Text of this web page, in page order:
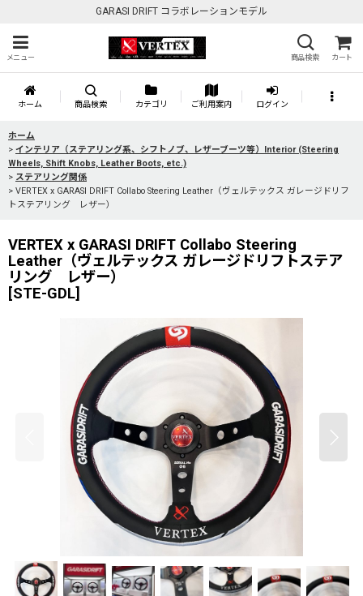
GARASI DRIFT コラボレーションモデル
メニュー 商品検索 カート
ホーム 商品検索 カテゴリ ご利用案内 ログイン
ホーム
> インテリア（ステアリング系、シフトノブ、レザーブーツ等）Interior (Steering
Wheels, Shift Knobs, Leather Boots, etc.)
> ステアリング関係
> VERTEX x GARASI DRIFT Collabo Steering Leather（ヴェルテックス ガレージドリフ
トステアリング レザー）
VERTEX x GARASI DRIFT Collabo Steering
Leather（ヴェルテックス ガレージドリフトステア
リング レザー）
[STE-GDL]